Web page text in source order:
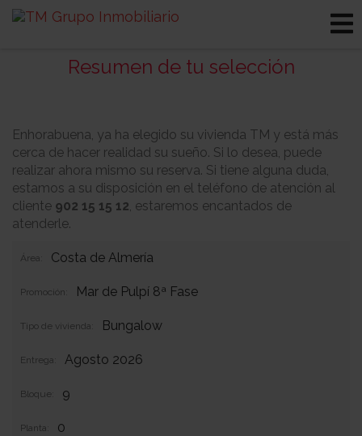
Resumen de tu selección
Enhorabuena, ya ha elegido su vivienda TM y está más
cerca de hacer realidad su sueño. Si lo desea, puede
realizar ahora mismo su reserva. Si tiene alguna duda,
estamos a su disposición en el teléfono de atención al
cliente 902 15 15 12, estaremos encantados de
atenderle.
Área: Costa de Almería
Promoción: Mar de Pulpí 8ª Fase
Tipo de vivienda: Bungalow
Entrega: Agosto 2026
Bloque: 9
Planta: 0